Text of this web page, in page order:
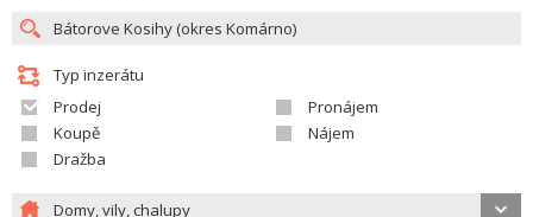
Typ inzerátu
Prodej
Pronájem
Koupě
Nájem
Dražba
Domy, vily, chalupy